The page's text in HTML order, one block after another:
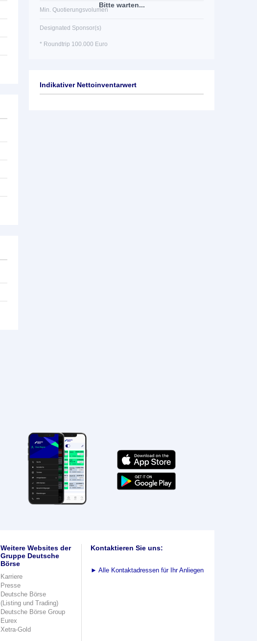
Bitte warten...
Min. Quotierungsvolumen
Designated Sponsor(s)
* Roundtrip 100.000 Euro
Indikativer Nettoinventarwert
Weitere Websites der
Gruppe Deutsche
Börse
Karriere
Presse
Deutsche Börse
(Listing und Trading)
Deutsche Börse Group
Eurex
Xetra-Gold
Kontaktieren Sie uns:
► Alle Kontaktadressen für Ihr Anliegen